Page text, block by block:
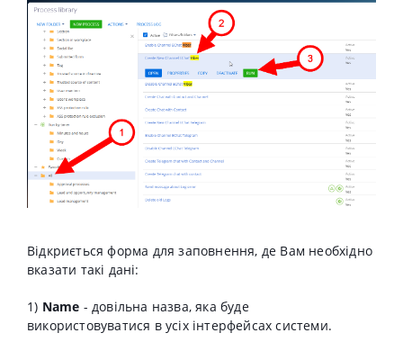
Відкриється форма для заповнення, де Вам необхідно
вказати такі дані:
1) Name - довільна назва, яка буде
використовуватися в усіх інтерфейсах системи.